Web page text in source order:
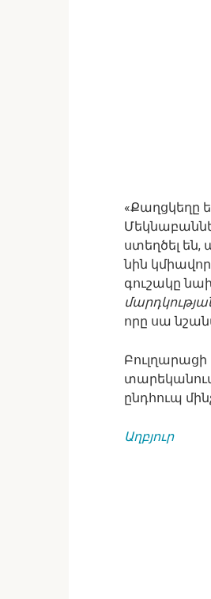
«Քաղցկեղը
ստեղծել
նին
գուշակը
որը սա
Բուլղարացի
ընդհուպ
Աղբյուր